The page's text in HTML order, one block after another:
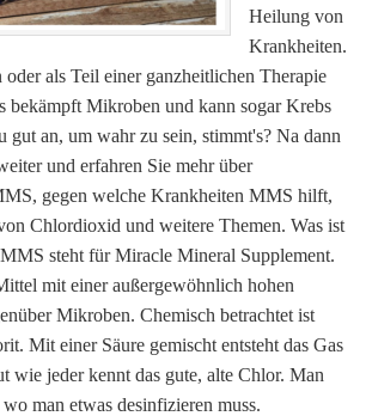
Heilung von
Krankheiten.
als Teil einer ganzheitlichen Therapie
bekämpft Mikroben und kann sogar Krebs
gut an, um wahr zu sein, stimmt's? Na dann
und erfahren Sie mehr über
gegen welche Krankheiten MMS hilft,
Chlordioxid und weitere Themen. Was ist
steht für Miracle Mineral Supplement.
mit einer außergewöhnlich hohen
Mikroben. Chemisch betrachtet ist
Mit einer Säure gemischt entsteht das Gas
wie jeder kennt das gute, alte Chlor. Man
man etwas desinfizieren muss.